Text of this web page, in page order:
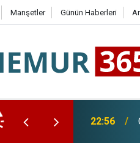
Manşetler Günün Haberleri
22:28